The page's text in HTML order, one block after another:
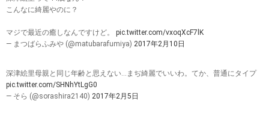
こんなに綺麗やのに？
マジで最近の癒しなんですけど。 pic.twitter.com/vxoqXcF7lK
— まつばらふみや (@matubarafumiya) 2017年2月10日
深津絵里母親と同じ年齢と思えない…まぢ綺麗でいいわ。てか、普通にタイプ
pic.twitter.com/SHNhYtLgG0
— そら (@sorashira2140) 2017年2月5日